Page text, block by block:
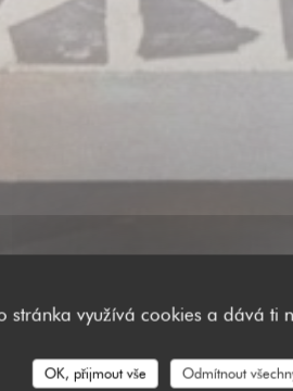
stránka využívá cookies a dává ti
OK, přijmout vše Odmítnout